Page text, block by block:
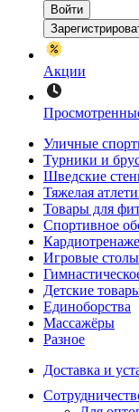
Войти
Акции
Уличные
Турники и
Шведские
Тяжелая
Товары для
Спортивное
Игровые столы
Детские
Единоборства
Массажёры
Разное
Доставка и